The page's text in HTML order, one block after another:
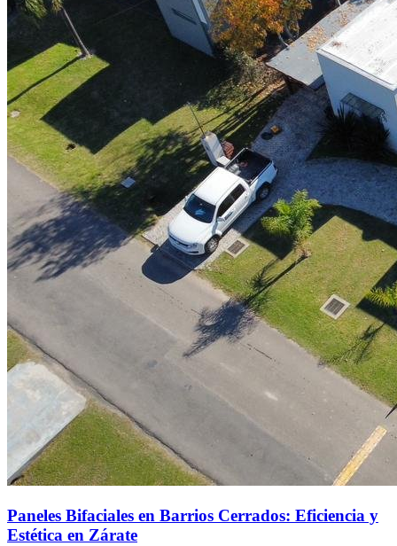
Paneles Bifaciales en Barrios Cerrados: Eficiencia y
Estética en Zárate